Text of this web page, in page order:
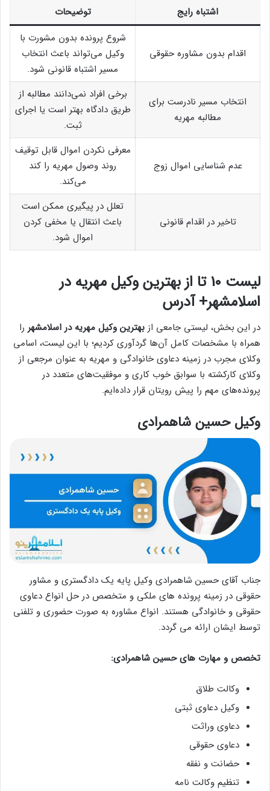
اشتباه رایج توضیحات
اقدام بدون مشاوره حقوقی
شروع پرونده بدون مشورت با
وکیل می‌تواند باعث انتخاب
مسیر اشتباه قانونی شود.
انتخاب مسیر نادرست برای
مطالبه مهریه
برخی افراد نمی‌دانند مطالبه از
طریق دادگاه بهتر است یا اجرای
ثبت.
عدم شناسایی اموال زوج
معرفی نکردن اموال قابل توقیف
روند وصول مهریه را کند
می‌کند.
تاخیر در اقدام قانونی
تعلل در پیگیری ممکن است
باعث انتقال یا مخفی کردن
اموال شود.
لیست 10 تا از بهترین وکیل مهریه در
اسلامشهر+ آدرس
در این بخش، لیستی جامعی از بهترین وکیل مهریه در اسلامشهر را
همراه با مشخصات کامل آن‌ها گردآوری کردیم؛ با این لیست، اسامی
وکلای مجرب در زمینه‌ دعاوی خانوادگی و مهریه به عنوان مرجعی از
وکلای کارکشته با سوابق خوب کاری و موفقیت‌های متعدد در
پرونده‌های مهم را پیش رویتان قرار داده‌ایم.
وکیل حسین شاهمرادی
جناب آقای حسین شاهمرادی وکیل پایه یک دادگستری و مشاور
حقوقی در زمینه پرونده های ملکی و متخصص در حل انواع دعاوی
حقوقی و خانوادگی هستند. انواع مشاوره به صورت حضوری و تلفنی
توسط ایشان ارائه می گردد.
تخصص و مهارت های حسین شاهمرادی:
وکالت طلاق
وکیل دعاوی ثبتی
دعاوی وراثت
دعاوی حقوقی
حضانت و نفقه
تنظیم وکالت نامه